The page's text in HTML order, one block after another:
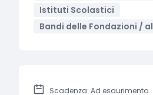
Istituti Scolastici
Bandi delle Fondazioni /
Scadenza: Ad esaurimento